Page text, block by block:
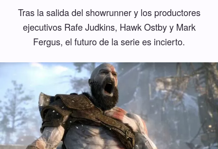
Tras la salida del showrunner y los productores
ejecutivos Rafe Judkins, Hawk Ostby y Mark
Fergus, el futuro de la serie es incierto.